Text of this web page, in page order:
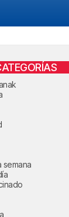
semana